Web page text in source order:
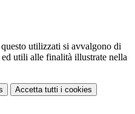
utilizzati si avvalgono di
utili alle finalità illustrate nella
Accetta tutti i cookies